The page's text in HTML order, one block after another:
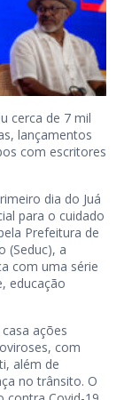
cerca de 7 mil
lançamentos
com escritores
dia do Juá
para o cuidado
Prefeitura de
(Seduc), a
com uma série
educação
ações
com
além de
no trânsito. O